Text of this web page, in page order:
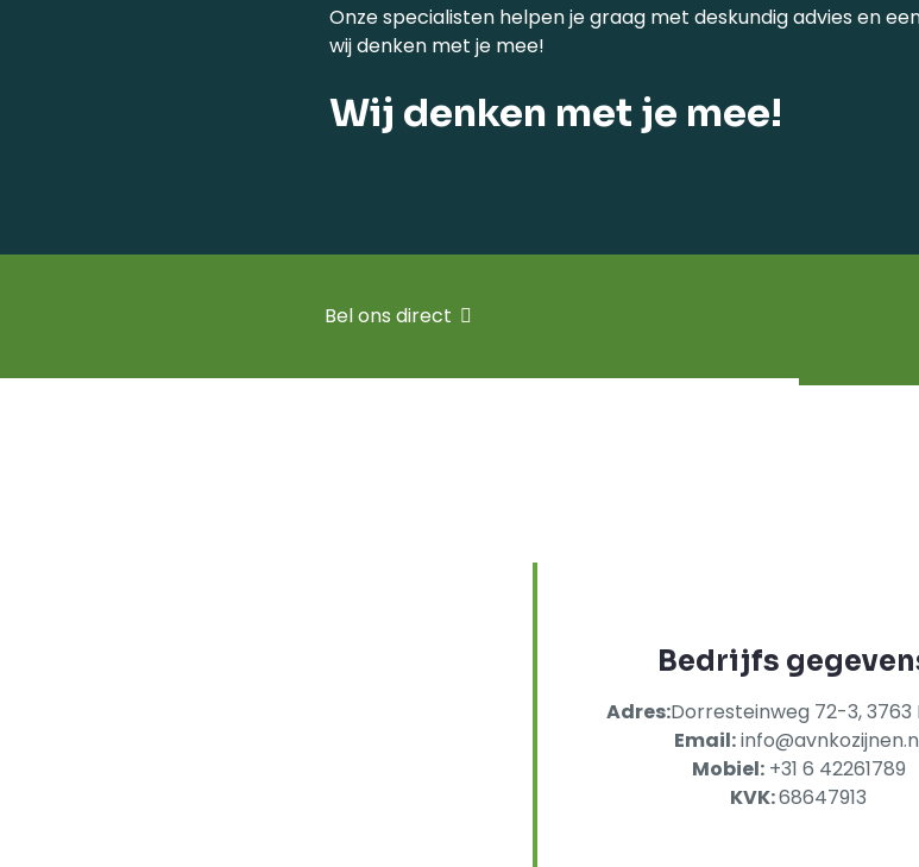
Onze specialisten helpen je graag met deskundig advies en
wij denken met je mee!
Wij denken met je mee!
Bel ons direct
Bedrijfs
Adres:Dorresteinweg 72-3, 3763
Email:
Mobiel:+31 6 42261789
KVK:68647913